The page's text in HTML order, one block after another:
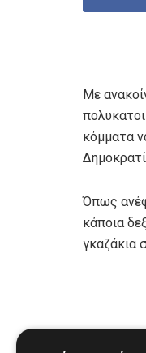
Με
κόμματα
Όπως
κάποια
γκαζάκια